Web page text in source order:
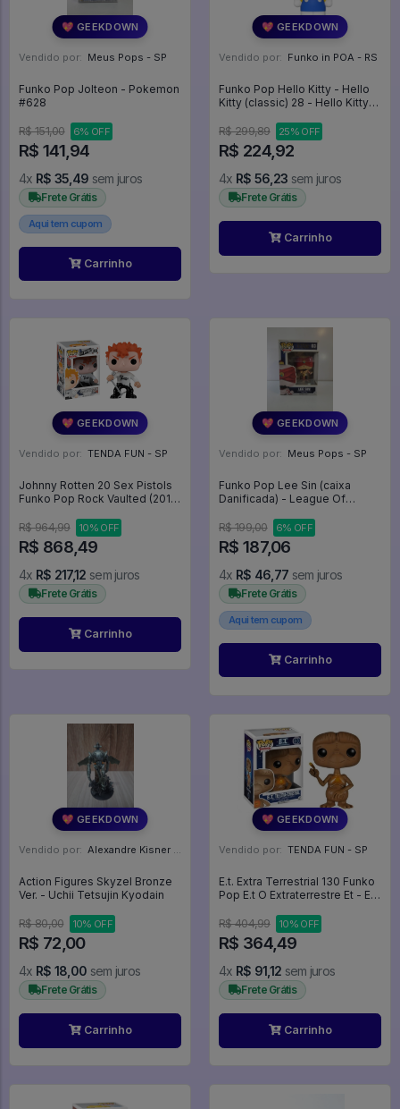
💖 GEEKDOWN
Vendido por: Meus Pops - SP
Funko Pop Jolteon - Pokemon
#628
R$ 151,00 6% OFF
R$ 141,94
4x R$ 35,49 sem juros
Frete Grátis
Aqui tem cupom
Carrinho
💖 GEEKDOWN
Vendido por: Funko in POA - RS
Funko Pop Hello Kitty - Hello
Kitty (classic) 28 - Hello Kitty
R$ 299,89
25% OFF
R$ 224,92
4x R$ 56,23 sem juros
Frete Grátis
Carrinho
💖 GEEKDOWN
Vendido por: TENDA FUN - SP
Johnny Rotten 20 Sex Pistols
Funko Pop Rock Vaulted (2012)
#20 - FUNKO POP #20
R$ 964,99 10% OFF
R$ 868,49
4x R$ 217,12 sem juros
Frete Grátis
Carrinho
💖 GEEKDOWN
Vendido por: Meus Pops - SP
Funko Pop Lee Sin (caixa
Danificada) - League Of
R$ 199,00
6% OFF
R$ 187,06
4x R$ 46,77 sem juros
Frete Grátis
Aqui tem cupom
Carrinho
💖 GEEKDOWN
Vendido por: Alexandre Kisner - PR
Action Figures Skyzel Bronze
Ver. - Uchii Tetsujin Kyodain
R$ 80,00 10% OFF
R$ 72,00
4x R$ 18,00 sem juros
Frete Grátis
Carrinho
💖 GEEKDOWN
Vendido por: TENDA FUN - SP
E.t. Extra Terrestrial 130 Funko
Pop E.t O Extraterrestre Et - E.t.
Funko Pop - #130 - FUNKO
POP #130
R$ 404,99 10% OFF
R$ 364,49
4x R$ 91,12 sem juros
Frete Grátis
Carrinho